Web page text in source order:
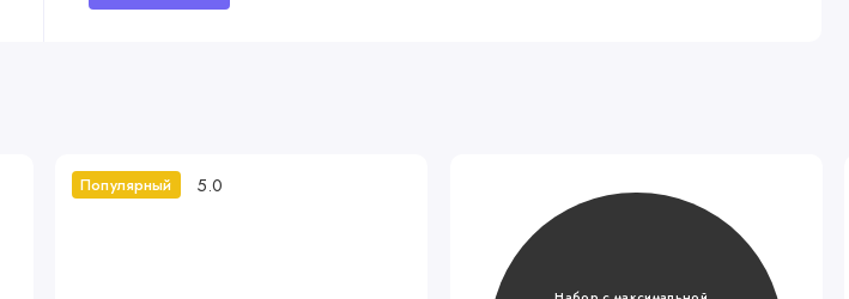
Популярный 5.0